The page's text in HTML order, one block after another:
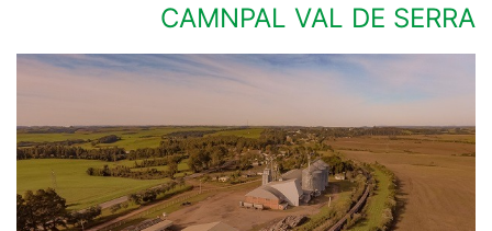
CAMNPAL VAL DE SERRA